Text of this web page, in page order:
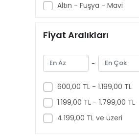
Altın - Fuşya - Mavi
Kırmızı - Altın - Mavi
Altın - Yeşil - Kırmızı
Altın - Fuşya - Siyah
Altın - Mavi - Yeşil
Kırmızı&Mor - Mavi - Yeşil
Bakır - Mor - Yeşil
Fiyat Aralıkları
-
600,00 TL - 1.199,00 TL
1.199,00 TL - 1.799,00 TL
4.199,00 TL ve üzeri